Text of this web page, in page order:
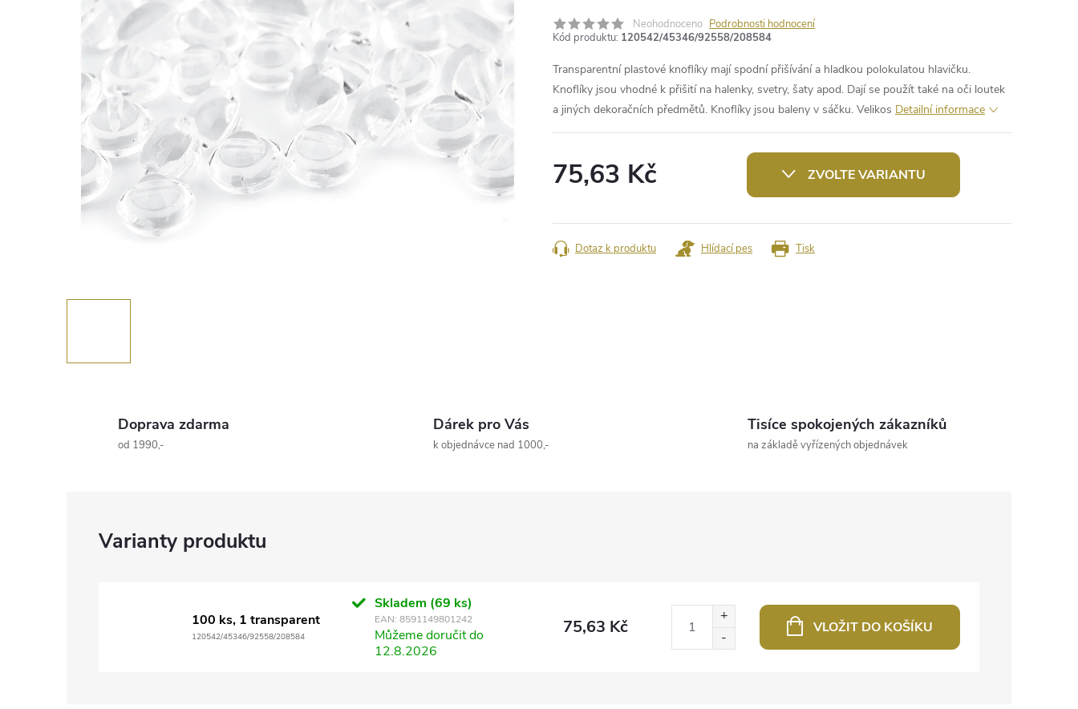
Neohodnoceno Podrobnosti hodnocení
Kód produktu: 120542/45346/92558/208584
Transparentní plastové knoflíky mají spodní přišívání a hladkou polokulatou hlavičku.
Knoflíky jsou vhodné k přišití na halenky, svetry, šaty apod. Dají se použít také na oči loutek
a jiných dekoračních předmětů. Knoflíky jsou baleny v sáčku. Velikos Detailní informace
75,63 Kč ZVOLTE VARIANTU
Tisk
Dotaz k produktu Hlídací pes
Doprava zdarma
od 1990,-
Dárek pro Vás
k objednávce nad 1000,-
Tisíce spokojených zákazníků
na základě vyřízených objednávek
100 ks, 1 transparent
120542/45346/92558/208584
Skladem (69 ks)
EAN: 8591149801242
Můžeme doručit do
12.8.2026
75,63 Kč VLOŽIT DO KOŠÍKU